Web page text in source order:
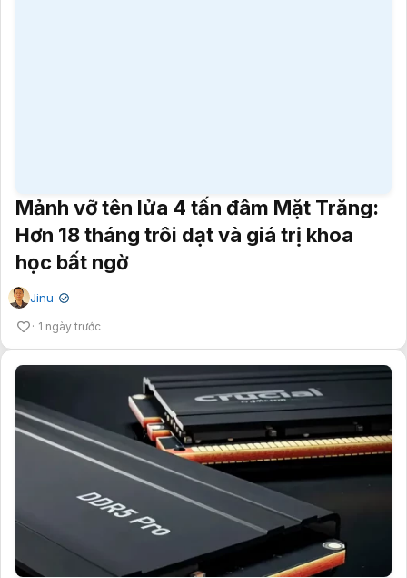
Mảnh vỡ tên lửa 4 tấn đâm Mặt Trăng:
Hơn 18 tháng trôi dạt và giá trị khoa
học bất ngờ
Jinu ✔
1 ngày trước